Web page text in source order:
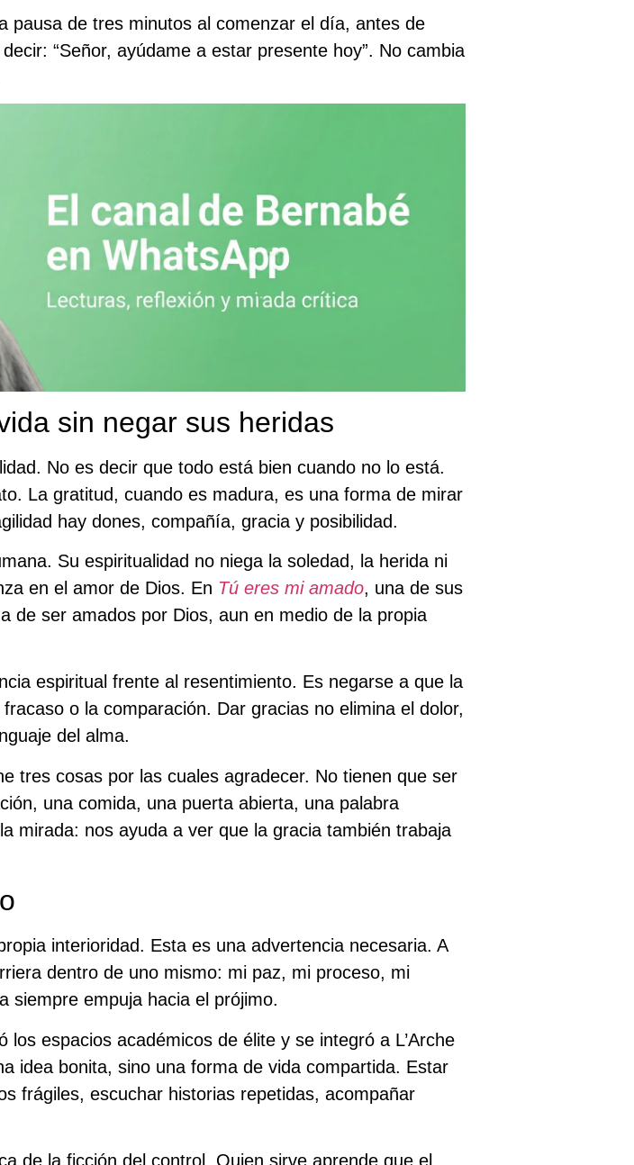
pausa de tres minutos al comenzar el día, antes de
“Señor, ayúdame a estar presente hoy”. No cambia
sin negar sus heridas
No es decir que todo está bien cuando no lo está.
La gratitud, cuando es madura, es una forma de mirar
hay dones, compañía, gracia y posibilidad.
Su espiritualidad no niega la soledad, la herida ni
en el amor de Dios. En Tú eres mi amado, una de sus
de ser amados por Dios, aun en medio de la propia
espiritual frente al resentimiento. Es negarse a que la
o la comparación. Dar gracias no elimina el dolor,
del alma.
tres cosas por las cuales agradecer. No tienen que ser
una comida, una puerta abierta, una palabra
mirada: nos ayuda a ver que la gracia también trabaja
interioridad. Esta es una advertencia necesaria. A
dentro de uno mismo: mi paz, mi proceso, mi
siempre empuja hacia el prójimo.
espacios académicos de élite y se integró a L’Arche
idea bonita, sino una forma de vida compartida. Estar
frágiles, escuchar historias repetidas, acompañar
de la ficción del control. Quien sirve aprende que el